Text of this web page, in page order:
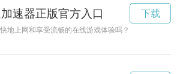
速器正版官方入口
地上网和享受流畅的在线游戏体验吗？不要犹豫，赶
下载